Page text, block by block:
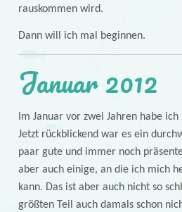
rauskommen wird.
Dann will ich mal beginnen.
Januar 2012
Im Januar vor zwei Jahren habe
Jetzt rückblickend war es ein
paar gute und immer noch
aber auch einige, an die ich mich
kann. Das ist aber auch nicht so
größten Teil auch damals schon